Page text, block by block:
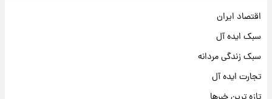
اقتصاد ایران
سبک ایده آل
سبک زندگی مردانه
تجارت ایده آل